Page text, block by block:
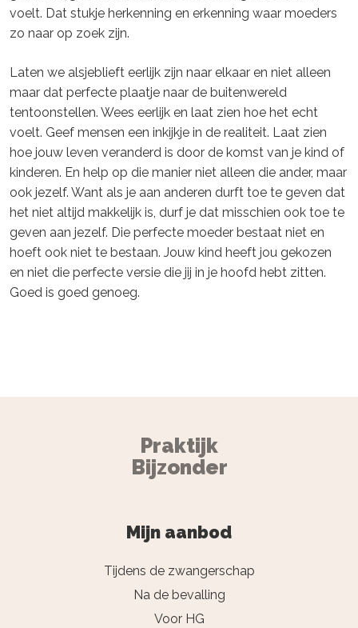
voelt. Dat stukje herkenning en erkenning waar moeders
zo naar op zoek zijn.
Laten we alsjeblieft eerlijk zijn naar elkaar en niet alleen
maar dat perfecte plaatje naar de buitenwereld
tentoonstellen. Wees eerlijk en laat zien hoe het echt
voelt. Geef mensen een inkijkje in de realiteit. Laat zien
hoe jouw leven veranderd is door de komst van je kind of
kinderen. En help op die manier niet alleen die ander, maar
ook jezelf. Want als je aan anderen durft toe te geven dat
het niet altijd makkelijk is, durf je dat misschien ook toe te
geven aan jezelf. Die perfecte moeder bestaat niet en
hoeft ook niet te bestaan. Jouw kind heeft jou gekozen
en niet die perfecte versie die jij in je hoofd hebt zitten.
Goed is goed genoeg.
Praktijk
Bijzonder
Mijn aanbod
Tijdens de zwangerschap
Na de bevalling
Voor HG